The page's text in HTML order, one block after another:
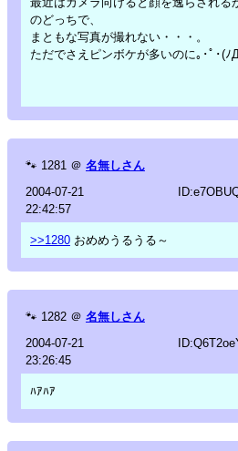
のどっちで、
まともな写真が撮れない・・・。
ただでさえピンボケが多いのに｡･ﾟ･(ﾉ
🐾 1281 ＠ 名無しさん
2004-07-21
22:42:57
>>1280 おめめうるうる～
🐾 1282 ＠ 名無しさん
2004-07-21
23:26:45
ﾊｱﾊｱ